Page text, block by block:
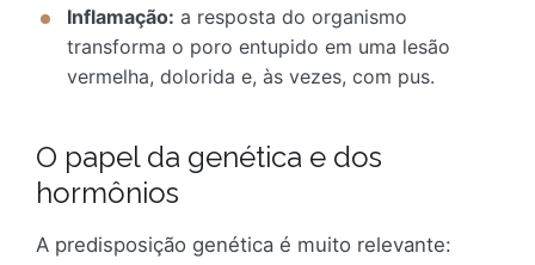
Inflamação: a resposta do organismo
transforma o poro entupido em uma lesão
vermelha, dolorida e, às vezes, com pus.
O papel da genética e dos
hormônios
A predisposição genética é muito relevante: